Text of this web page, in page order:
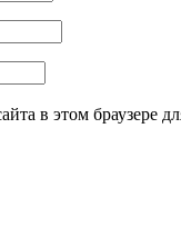
в этом браузере